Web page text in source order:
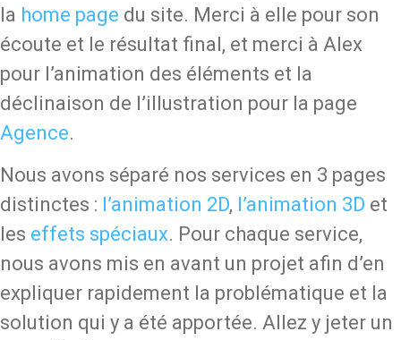
la home page du site. Merci à elle pour son
écoute et le résultat final, et merci à Alex
pour l’animation des éléments et la
déclinaison de l’illustration pour la page
Agence.
Nous avons séparé nos services en 3 pages
distinctes : l’animation 2D, l’animation 3D et
les effets spéciaux. Pour chaque service,
nous avons mis en avant un projet afin d’en
expliquer rapidement la problématique et la
solution qui y a été apportée. Allez y jeter un